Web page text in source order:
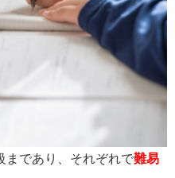
まであり、それぞれで難易